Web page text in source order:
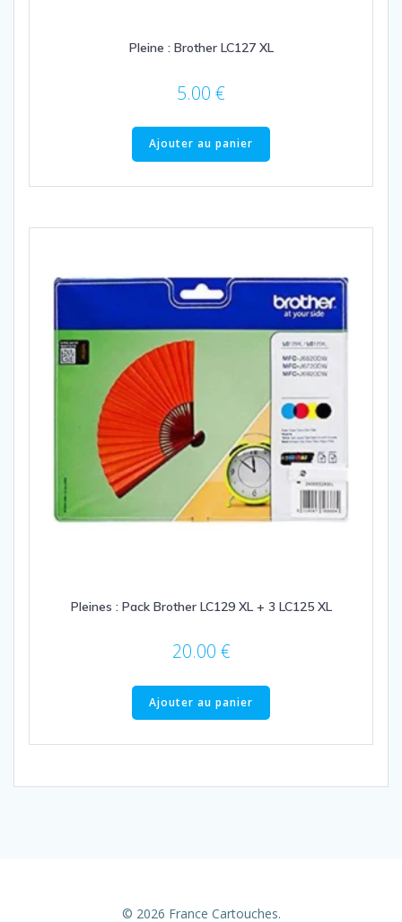
Pleine : Brother LC127 XL
5.00 €
Ajouter au panier
Pleines : Pack Brother LC129 XL + 3 LC125 XL
20.00 €
Ajouter au panier
© 2026 France Cartouches.